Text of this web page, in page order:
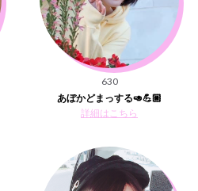
630
あぼかどまっする🥑💪🏼
詳細はこちら